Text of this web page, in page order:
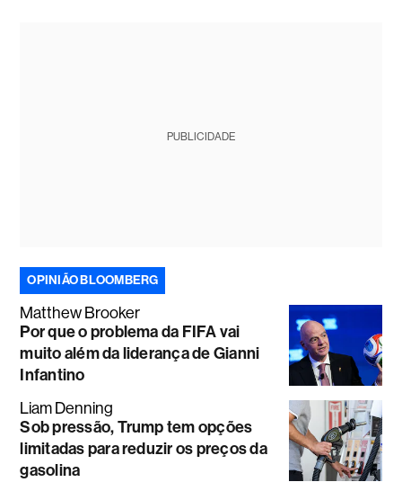
PUBLICIDADE
OPINIÃO BLOOMBERG
Matthew Brooker
Por que o problema da FIFA vai
muito além da liderança de Gianni
Infantino
Liam Denning
Sob pressão, Trump tem opções
limitadas para reduzir os preços da
gasolina